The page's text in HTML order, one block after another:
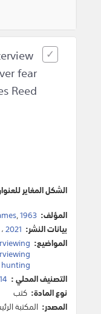
fear
Reed.
الشكل المغاير
المؤلف:
,1963
بيانات النشر:
،2021
المواضيع:
hunting
التصنيف المحلي :
نوع المادة: كتب
المصدر: المكتبة